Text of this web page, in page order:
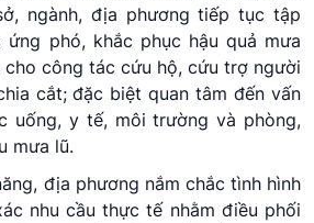
ngành, địa phương tiếp tục tập
phó, khắc phục hậu quả mưa
công tác cứu hộ, cứu trợ người
cắt; đặc biệt quan tâm đến vấn
uống, y tế, môi trường và phòng,
mưa lũ.
địa phương nắm chắc tình hình
nhu cầu thực tế nhằm điều phối